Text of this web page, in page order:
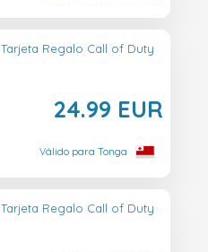
Tarjeta Regalo Call of Duty
24.99 EUR
Válido para Tonga
Tarjeta Regalo Call of Duty